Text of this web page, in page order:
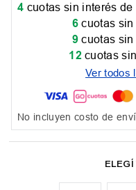
4 cuotas sin interés de
6 cuotas
9 cuotas
12 cuotas
Ver todos
No incluyen costo de